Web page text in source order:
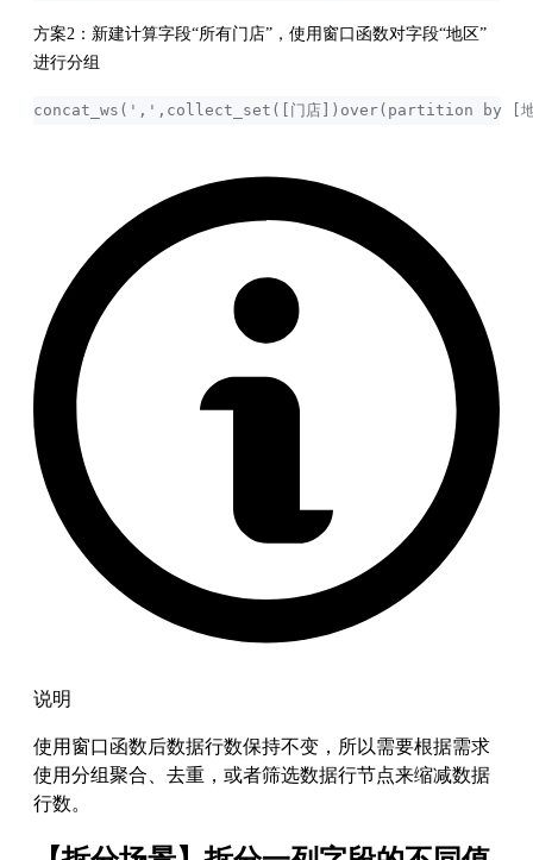
方案2：新建计算字段“所有门店”，使用窗口函数对字段“地区”
进行分组
concat_ws(',',collect_set([门店])over(partition by [
说明
使用窗口函数后数据行数保持不变，所以需要根据需求
使用分组聚合、去重，或者筛选数据行节点来缩减数据
行数。